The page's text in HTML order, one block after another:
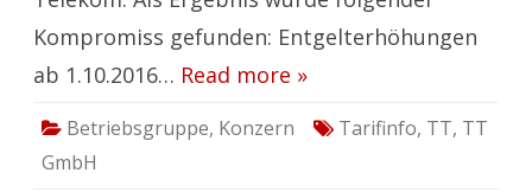
Kompromiss gefunden: Entgelterhöhungen
ab 1.10.2016… Read more »
Betriebsgruppe, Konzern Tarifinfo, TT, TT
GmbH